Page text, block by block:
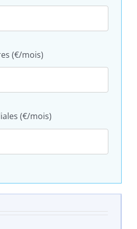
(€/mois)
(€/mois)